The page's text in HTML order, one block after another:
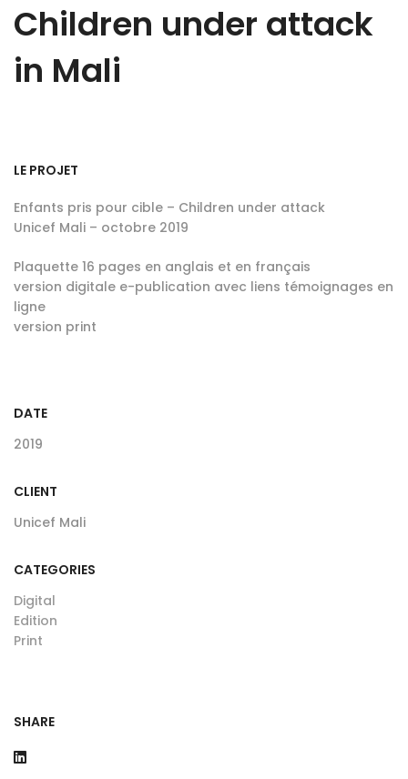
Children under attack
in Mali
LE PROJET
Enfants pris pour cible – Children under attack
Unicef Mali – octobre 2019
Plaquette 16 pages en anglais et en français
version digitale e-publication avec liens témoignages en
ligne
version print
DATE
2019
CLIENT
Unicef Mali
CATEGORIES
Digital
Edition
Print
SHARE